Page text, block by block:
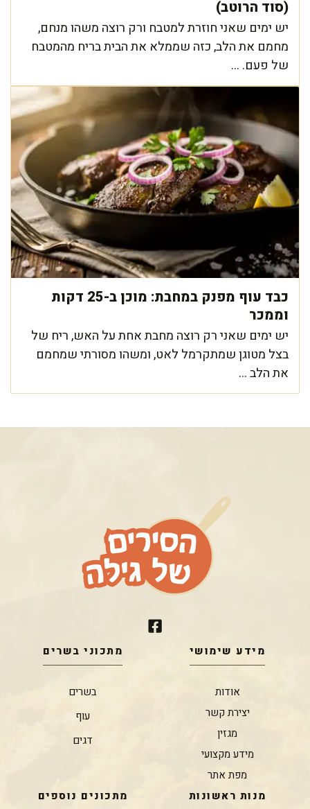
(סוד הרוטב)
יש ימים שאני חוזרת למטבח ורק רוצה משהו מנחם,
מחמם את הלב, כזה שממלא את הבית בריח מהמטבח
של פעם. ...
כבד עוף מפנק במחבת: מוכן ב-25 דקות
וממכר
יש ימים שאני רק רוצה מחבת אחת על האש, ריח של
בצל מטוגן שמתקרמל לאט, ומשהו מסורתי שמחמם
את הלב ...
מידע שימושי
אודות
יצירת קשר
מגזין
מידע מקצועי
מפת אתר
מתכוני בשרים
בשרים
עוף
דגים
מנות ראשונות מתכונים נוספים